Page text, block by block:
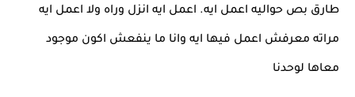
طارق بص حواليه اعمل ايه. اعمل ايه انزل وراه ولا اعمل ايه
مراته معرفش اعمل فيها ايه وانا ما ينفعش اكون موجود
معاها لوحدنا